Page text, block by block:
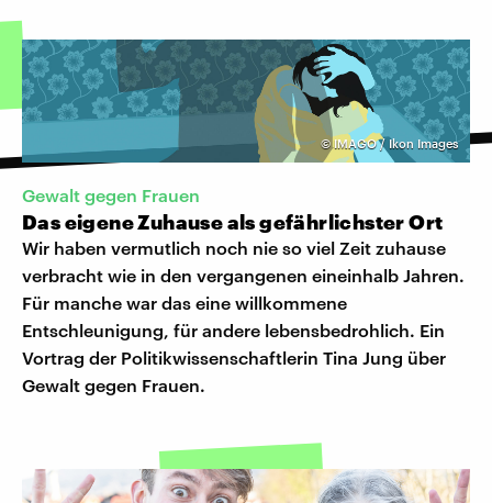
© IMAGO / Ikon Images
Gewalt gegen Frauen
Das eigene Zuhause als gefährlichster Ort
Wir haben vermutlich noch nie so viel Zeit zuhause
verbracht wie in den vergangenen eineinhalb Jahren.
Für manche war das eine willkommene
Entschleunigung, für andere lebensbedrohlich. Ein
Vortrag der Politikwissenschaftlerin Tina Jung über
Gewalt gegen Frauen.